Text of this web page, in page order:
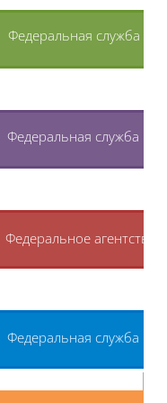
Федеральная служба
Федеральная служба по
Федеральное агентство
Федеральная служба по